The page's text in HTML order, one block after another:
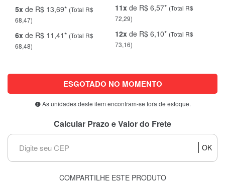
5x de R$ 13,69* (Total R$
68,47)
6x de R$ 11,41* (Total R$
68,48)
11x de R$ 6,57* (Total R$
72,29)
12x de R$ 6,10* (Total R$
73,16)
ESGOTADO NO MOMENTO
As unidades deste item encontram-se fora de estoque.
Calcular Prazo e Valor do Frete
OK
COMPARTILHE ESTE PRODUTO